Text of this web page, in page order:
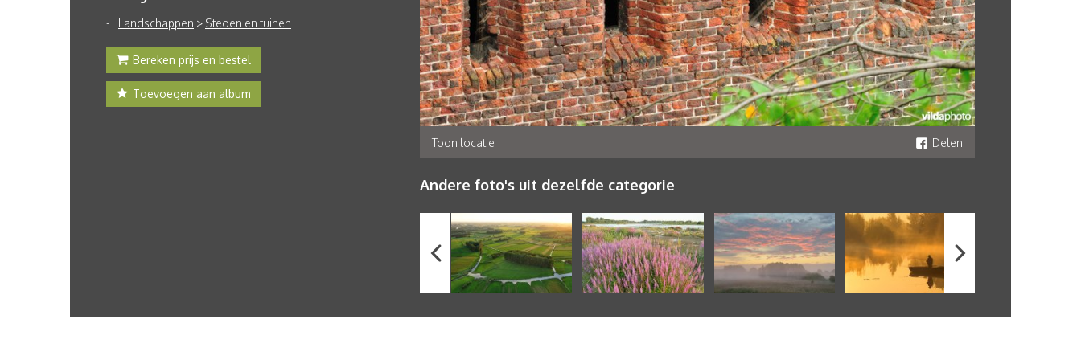
Landschappen > Steden en tuinen
Bereken prijs en bestel
Toevoegen aan album
Toon locatie Delen
Andere foto's uit dezelfde categorie